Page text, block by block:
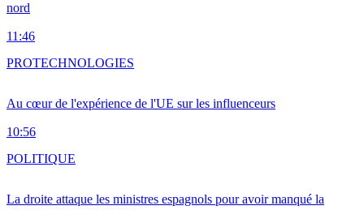
nord
11:46
Au cœur de l'expérience de l'UE sur les influenceurs
10:56
PROTECHNOLOGIES
La droite attaque les ministres espagnols pour avoir manqué la
POLITIQUE